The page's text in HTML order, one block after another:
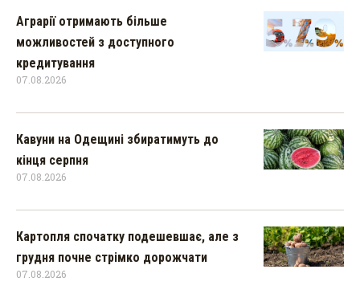
Аграрії отримають більше
можливостей з доступного
кредитування
07.08.2026
Кавуни на Одещині збиратимуть до
кінця серпня
07.08.2026
Картопля спочатку подешевшає, але з
грудня почне стрімко дорожчати
07.08.2026